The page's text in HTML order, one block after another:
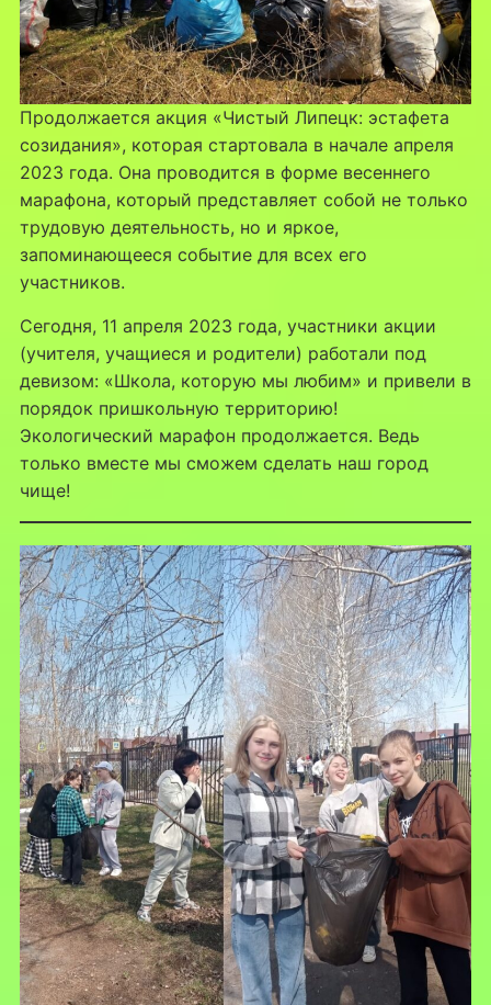
Продолжается акция «Чистый Липецк: эстафета
созидания», которая стартовала в начале апреля
2023 года. Она проводится в форме весеннего
марафона, который представляет собой не только
трудовую деятельность, но и яркое,
запоминающееся событие для всех его
участников.
Сегодня, 11 апреля 2023 года, участники акции
(учителя, учащиеся и родители) работали под
девизом: «Школа, которую мы любим» и привели в
порядок пришкольную территорию!
Экологический марафон продолжается. Ведь
только вместе мы сможем сделать наш город
чище!